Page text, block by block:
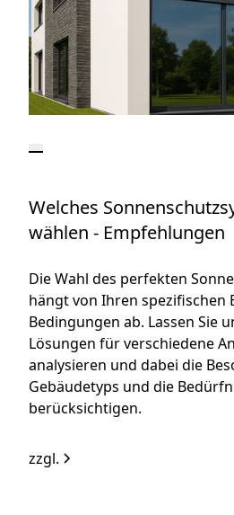
Welches
wählen - Empfehlungen
Die Wahl des perfekten
hängt von Ihren spezifischen
Bedingungen ab. Lassen Sie
Lösungen für verschiedene
analysieren und dabei die
Gebäudetyps und die
berücksichtigen.
zzgl.